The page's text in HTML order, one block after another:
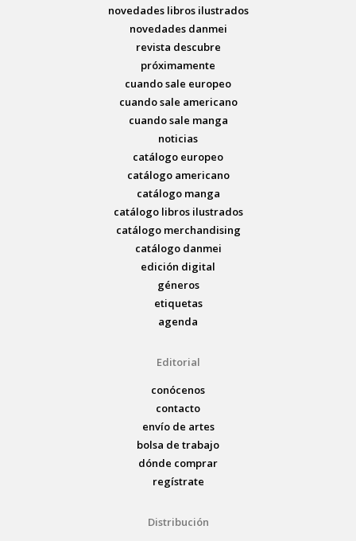
novedades libros ilustrados
novedades danmei
revista descubre
próximamente
cuando sale europeo
cuando sale americano
cuando sale manga
noticias
catálogo europeo
catálogo americano
catálogo manga
catálogo libros ilustrados
catálogo merchandising
catálogo danmei
edición digital
géneros
etiquetas
agenda
Editorial
conócenos
contacto
envío de artes
bolsa de trabajo
dónde comprar
regístrate
Distribución